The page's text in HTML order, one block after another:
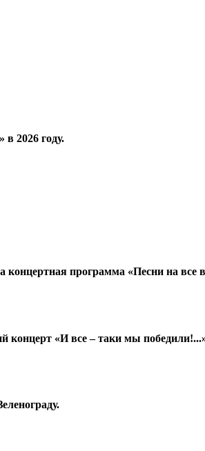
в 2026 году.
концертная программа «Песни на все
концерт «И все – таки мы